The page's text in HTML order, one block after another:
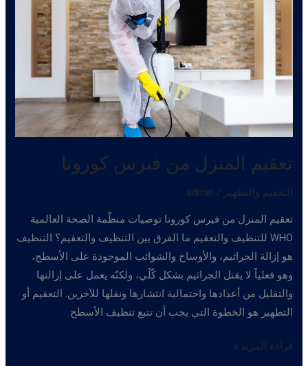
مغادرة
المكان
تعقيم المنزل من فيرس كورونا
التعقيم والتطهير /
admin
تعقيم المنزل من فيرس كورونا توصيات منظّمة الصحة العالمية
WHO للتنظيف والتعقيم ما الفرق بين التنظيف والتعقيم؟ التنظيف
هو إزالة الجراثيم، والأوساخ والشوائب الموجودة على الأسطح،
وهو فعلياً لا يقتل الجراثيم بشكل كّلّي، ولكنّه يعمل على إزالتها
والتقليل من أعدادها واحتمالية انتشارها ونقلها للآخرين. التعقيم أو
التطهير هو الخطوة التي يجب أن تتبع تنظيف الأسطح
تعقيم
قراءة المزيد »